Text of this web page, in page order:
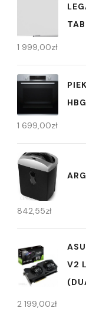
1 999,00zł
1 699,00zł
842,55zł
V2
2 199,00zł